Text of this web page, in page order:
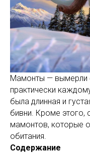
Мамонты — вымерли
практически
была длинная и
бивни. Кроме этого,
мамонтов, которые
обитания.
Содержание